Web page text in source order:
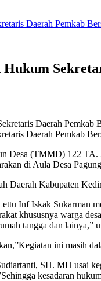
Daerah Pemkab
Daerah Pemkab
Desa (TMMD) 122
di Aula Desa
Daerah Kabupaten
Inf Iskak Sukarman
khususnya warga
tangga dan lainya,”
ini masih
SH. MH usai
kesadaran